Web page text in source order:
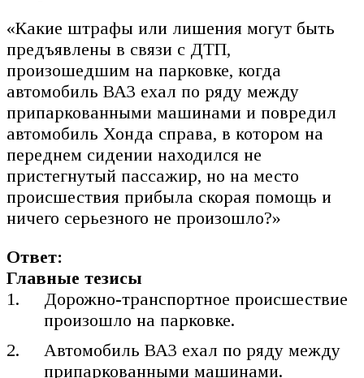
«Какие штрафы или лишения могут быть
предъявлены в связи с ДТП,
произошедшим на парковке, когда
автомобиль ВАЗ ехал по ряду между
припаркованными машинами и повредил
автомобиль Хонда справа, в котором на
переднем сидении находился не
пристегнутый пассажир, но на место
происшествия прибыла скорая помощь и
ничего серьезного не произошло?»
Ответ:
Главные тезисы
Дорожно-транспортное происшествие
произошло на парковке.
Автомобиль ВАЗ ехал по ряду между
припаркованными машинами.